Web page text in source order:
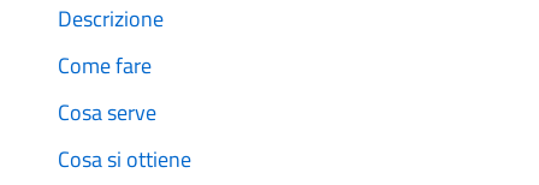
Descrizione
Come fare
Cosa serve
Cosa si ottiene